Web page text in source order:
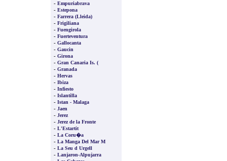
- Empuriabrava
- Estepona
- Farrera (Lleida)
- Frigiliana
- Fuengirola
- Fuerteventura
- Gallocanta
- Gaucin
- Girona
- Gran Canaria Is. (
- Granada
- Hervas
- Ibiza
- Infiesto
- Islantilla
- Istan - Malaga
- Jaen
- Jerez
- Jerez de la Fronte
- L'Estartit
- La Coru�a
- La Manga Del Mar M
- La Seu d Urgell
- Lanjaron-Alpujarra